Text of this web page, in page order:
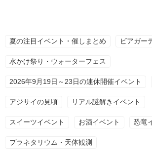
夏の注目イベント・催しまとめ ビアガー
水かけ祭り・ウォーターフェス
2026年9月19日～23日の連休開催イベント
アジサイの見頃 リアル謎解きイベント
スイーツイベント お酒イベント 恐竜
プラネタリウム・天体観測